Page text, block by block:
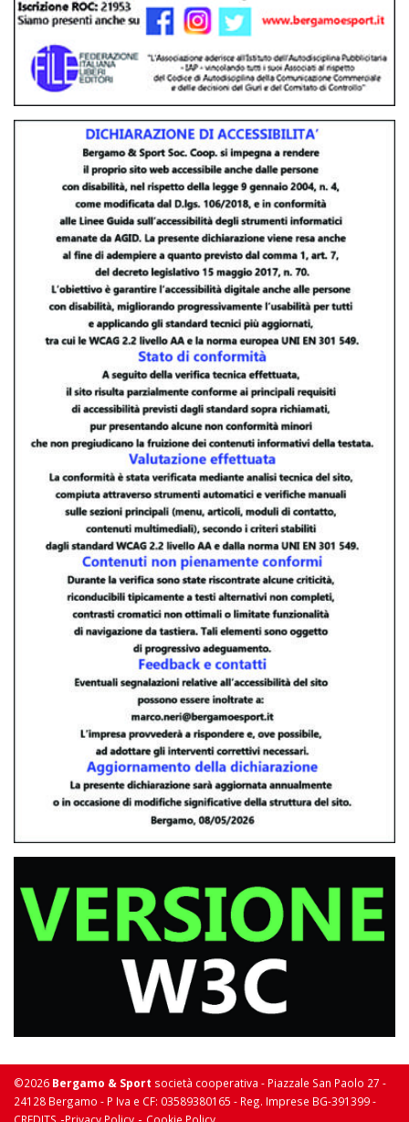
©2026 Bergamo & Sport società cooperativa - Piazzale San Paolo 27 -
24128 Bergamo - P Iva e CF: 03589380165 - Reg. Imprese BG-391399 -